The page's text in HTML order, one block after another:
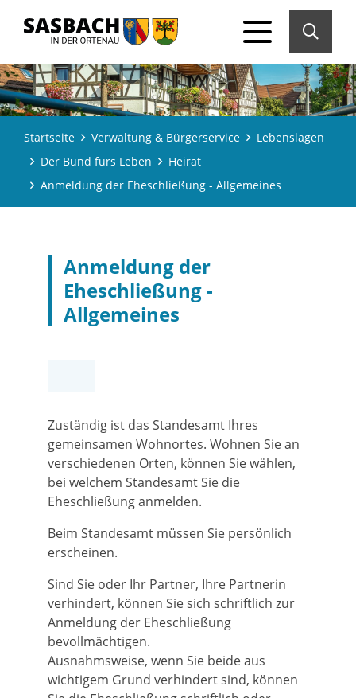
Startseite Verwaltung & Bürgerservice
Lebenslagen
Der Bund fürs Leben
Heirat
Anmeldung der Eheschließung - Allgemeines
Anmeldung der
Eheschließung -
Allgemeines
Zuständig ist das Standesamt Ihres
gemeinsamen Wohnortes. Wohnen Sie an
verschiedenen Orten, können Sie wählen,
bei welchem Standesamt Sie die
Eheschließung anmelden.
Beim Standesamt müssen Sie persönlich
erscheinen.
Sind Sie oder Ihr Partner, Ihre Partnerin
verhindert, können Sie sich schriftlich zur
Anmeldung der Eheschließung
bevollmächtigen.
Ausnahmsweise, wenn Sie beide aus
wichtigem Grund verhindert sind, können